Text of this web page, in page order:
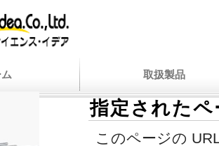
取扱製品
指定された
このページの